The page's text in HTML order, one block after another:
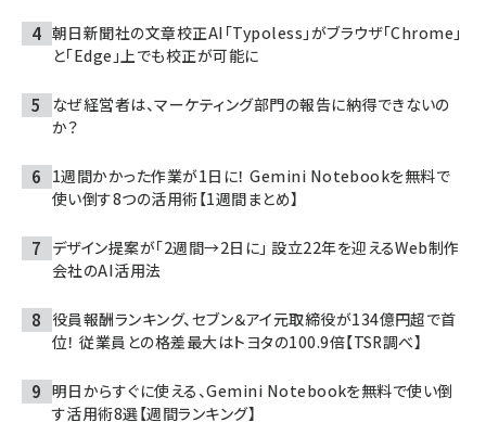
朝日新聞社の文章校正AI「Typoless」がブラウザ「Chrome」
と「Edge」上でも校正が可能に
なぜ経営者は、マーケティング部門の報告に納得できないの
か？
1週間かかった作業が1日に！ Gemini Notebookを無料で
使い倒す8つの活用術【1週間まとめ】
デザイン提案が「2週間→2日に」 設立22年を迎えるWeb制作
会社のAI活用法
役員報酬ランキング、セブン＆アイ元取締役が134億円超で首
位！ 従業員との格差最大はトヨタの100.9倍【TSR調べ】
明日からすぐに使える、Gemini Notebookを無料で使い倒
す活用術8選【週間ランキング】